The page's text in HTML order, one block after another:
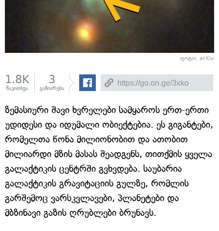
ფოტო: arXiv
1.8K
წაკითხვა
3
გაზიარება
ზემასიური შავი ხვრელები სამყაროს ერთ-ერთი
უდიდესი და იდუმალი ობიექტებია. ეს გიგანტები,
რომელთა წონა მილიონობით და ათობით
მილიარდი მზის მასას შეადგენს, თითქმის ყველა
გალაქტიკის ცენტრში გვხვდება. საუბარია
გალაქტიკის გრავიტაციის გულზე, რომლის
გარშემოც ვარსკვლავები, პლანეტები და
მბზინავი გაზის ღრუბლები ბრუნავს.